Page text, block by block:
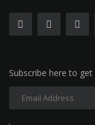
Subscribe here to